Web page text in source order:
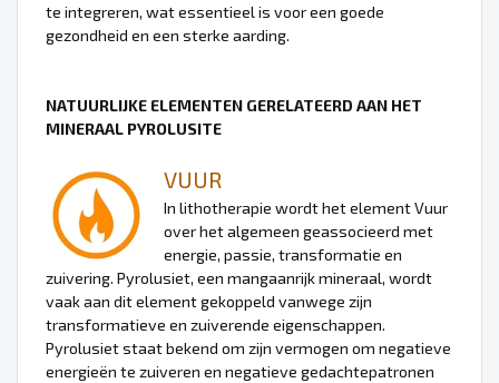
te integreren, wat essentieel is voor een goede
gezondheid en een sterke aarding.
NATUURLIJKE ELEMENTEN GERELATEERD AAN HET
MINERAAL PYROLUSITE
VUUR
In lithotherapie wordt het element Vuur
over het algemeen geassocieerd met
energie, passie, transformatie en
zuivering. Pyrolusiet, een mangaanrijk mineraal, wordt
vaak aan dit element gekoppeld vanwege zijn
transformatieve en zuiverende eigenschappen.
Pyrolusiet staat bekend om zijn vermogen om negatieve
energieën te zuiveren en negatieve gedachtepatronen